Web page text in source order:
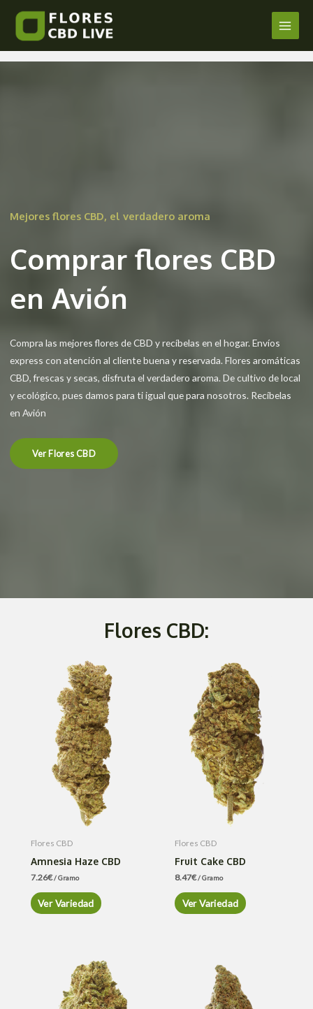
contenido
Main
Menu
Comprar Flores CBD en Avión
/ Orense/ Poradmin
Mejores flores CBD, el verdadero aroma
Comprar flores CBD
en Avión
Compra las mejores flores de CBD y recíbelas en el hogar. Envíos
express con atención al cliente buena y reservada. Flores aromáticas
CBD, frescas y secas, disfruta el verdadero aroma. De cultivo de local
y ecológico, pues damos para ti igual que para nosotros. Recíbelas
en Avión
Ver Flores CBD
Flores CBD:
Flores CBD
Amnesia Haze CBD
7.26€/ Gramo
Ver Variedad
Flores CBD
Fruit Cake CBD
8.47€/ Gramo
Ver Variedad